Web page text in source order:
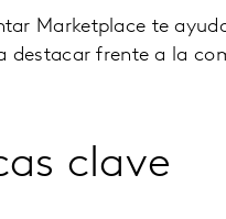
Marketplace te
destacar frente a la
clave